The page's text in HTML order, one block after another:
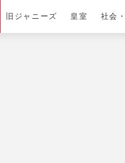
旧ジャニーズ 皇室 社会